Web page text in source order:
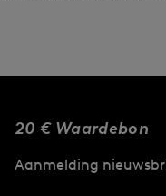
20 € Waardebon
Aanmelding